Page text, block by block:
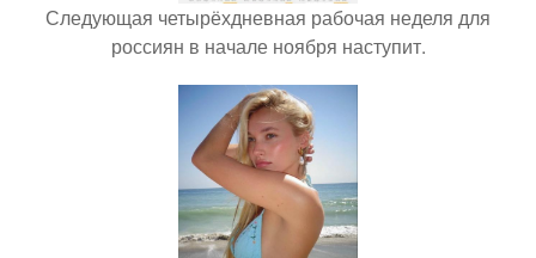
Следующая четырёхдневная рабочая неделя для
россиян в начале ноября наступит.